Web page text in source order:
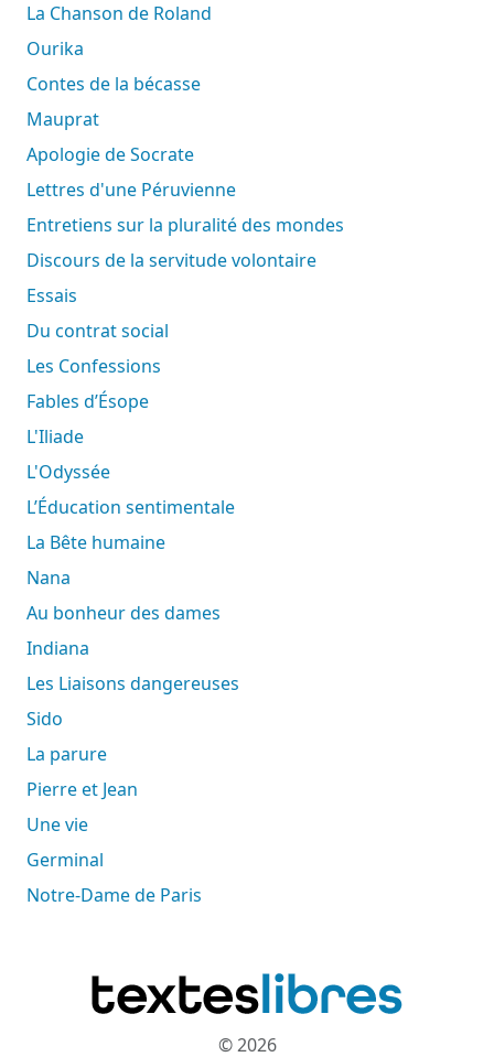
La Chanson de Roland
Ourika
Contes de la bécasse
Mauprat
Apologie de Socrate
Lettres d'une Péruvienne
Entretiens sur la pluralité des mondes
Discours de la servitude volontaire
Essais
Du contrat social
Les Confessions
Fables d’Ésope
L'Iliade
L'Odyssée
L’Éducation sentimentale
La Bête humaine
Nana
Au bonheur des dames
Indiana
Les Liaisons dangereuses
Sido
La parure
Pierre et Jean
Une vie
Germinal
Notre-Dame de Paris
© 2026